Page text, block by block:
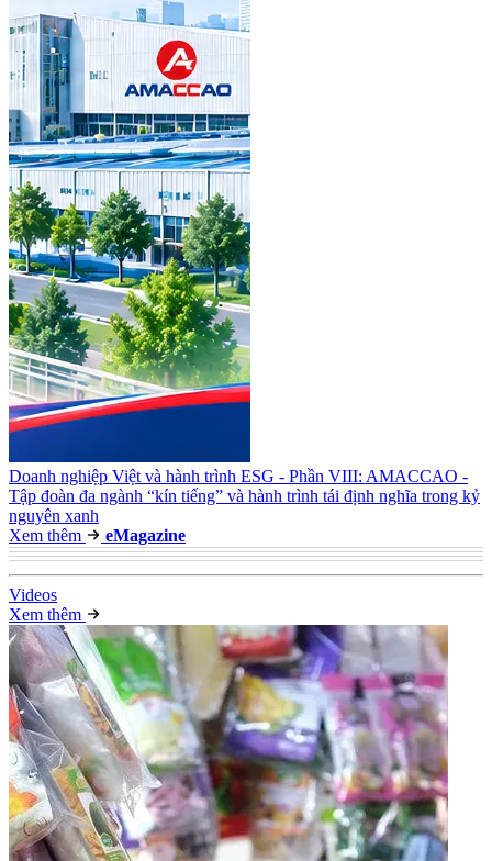
Doanh nghiệp Việt và hành trình ESG - Phần VIII: AMACCAO -
Tập đoàn đa ngành “kín tiếng” và hành trình tái định nghĩa trong kỷ
nguyên xanh
Xem thêm
eMagazine
Videos
Xem thêm